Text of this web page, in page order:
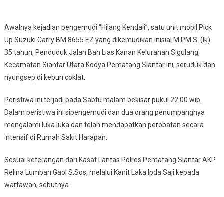
Awalnya kejadian pengemudi “Hilang Kendali”, satu unit mobil Pick
Up Suzuki Carry BM 8655 EZ yang dikemudikan inisial M.PM.S. (lk)
35 tahun, Penduduk Jalan Bah Lias Kanan Kelurahan Sigulang,
Kecamatan Siantar Utara Kodya Pematang Siantar ini, seruduk dan
nyungsep di kebun coklat.
Peristiwa ini terjadi pada Sabtu malam bekisar pukul 22.00 wib.
Dalam peristiwa ini sipengemudi dan dua orang penumpangnya
mengalami luka luka dan telah mendapatkan perobatan secara
intensif di Rumah Sakit Harapan.
Sesuai keterangan dari Kasat Lantas Polres Pematang Siantar AKP
Relina Lumban Gaol S.Sos, melalui Kanit Laka Ipda Saji kepada
wartawan, sebutnya